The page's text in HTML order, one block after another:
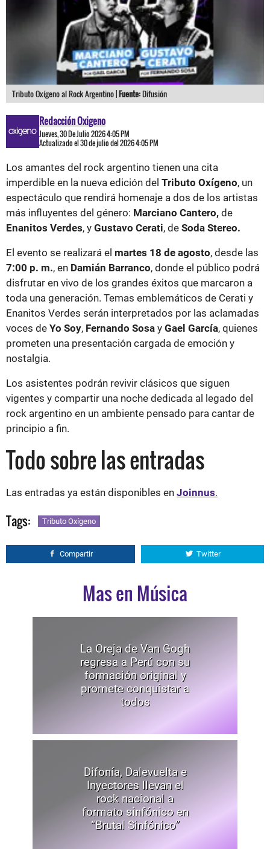
Tributo Oxígeno al Rock Argentino |Fuente:Difusión
Redacción Oxigeno
Jueves, 30 De Julio 2026 4:05 PM
Actualizado el 30 de julio del 2026 4:05 PM
Los amantes del rock argentino tienen una cita
imperdible en la nueva edición del Tributo Oxígeno, un
espectáculo que rendirá homenaje a dos de los artistas
más influyentes del género: Marciano Cantero, de
Enanitos Verdes, y Gustavo Cerati, de Soda Stereo.
El evento se realizará el martes 18 de agosto, desde las
7:00 p. m., en Damián Barranco, donde el público podrá
disfrutar en vivo de los grandes éxitos que marcaron a
toda una generación. Temas emblemáticos de Cerati y
Enanitos Verdes serán interpretados por las aclamadas
voces de Yo Soy, Fernando Sosa y Gael García, quienes
prometen una presentación cargada de emoción y
nostalgia.
Los asistentes podrán revivir clásicos que siguen
vigentes y compartir una noche dedicada al legado del
rock argentino en un ambiente pensado para cantar de
principio a fin.
Todo sobre las entradas
Las entradas ya están disponibles en Joinnus.
Tags: Tributo Oxígeno
Compartir Twitter
Mas en Música
La Oreja de Van Gogh
regresa a Perú con su
formación original y
promete conquistar a
todos
Difonía, Dalevuelta e
Inyectores llevan el
rock nacional a
formato sinfónico en
“Brutal Sinfónico”